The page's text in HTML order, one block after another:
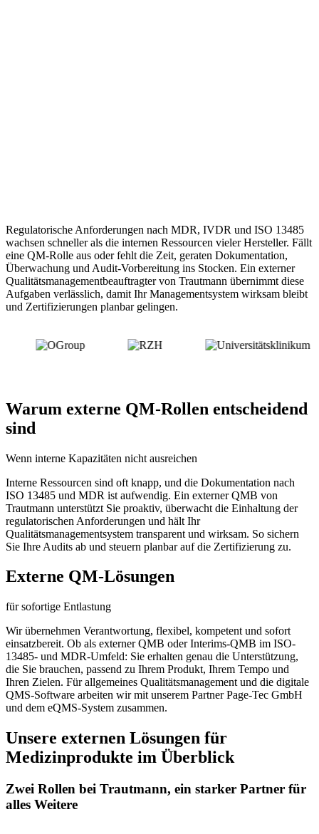
Regulatorische Anforderungen nach MDR, IVDR und ISO 13485
wachsen schneller als die internen Ressourcen vieler Hersteller. Fällt
eine QM-Rolle aus oder fehlt die Zeit, geraten Dokumentation,
Überwachung und Audit-Vorbereitung ins Stocken. Ein externer
Qualitätsmanagementbeauftragter von Trautmann übernimmt diese
Aufgaben verlässlich, damit Ihr Managementsystem wirksam bleibt
und Zertifizierungen planbar gelingen.
Warum externe QM-Rollen entscheidend
sind
Wenn interne Kapazitäten nicht ausreichen
Interne Ressourcen sind oft knapp, und die Dokumentation nach
ISO 13485 und MDR ist aufwendig. Ein externer QMB von
Trautmann unterstützt Sie proaktiv, überwacht die Einhaltung der
regulatorischen Anforderungen und hält Ihr
Qualitätsmanagementsystem transparent und wirksam. So sichern
Sie Ihre Audits ab und steuern planbar auf die Zertifizierung zu.
Externe QM-Lösungen
für sofortige Entlastung
Wir übernehmen Verantwortung, flexibel, kompetent und sofort
einsatzbereit. Ob als externer QMB oder Interims-QMB im ISO-
13485- und MDR-Umfeld: Sie erhalten genau die Unterstützung,
die Sie brauchen, passend zu Ihrem Produkt, Ihrem Tempo und
Ihren Zielen. Für allgemeines Qualitätsmanagement und die digitale
QMS-Software arbeiten wir mit unserem Partner Page-Tec GmbH
und dem eQMS-System zusammen.
Unsere externen Lösungen für
Medizinprodukte im Überblick
Zwei Rollen bei Trautmann, ein starker Partner für
alles Weitere